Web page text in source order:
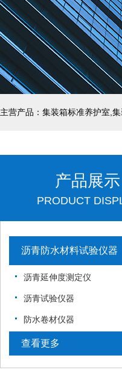
主营产品：集装箱标准养护室,
产品展示
PRODUCT
沥青防水材料试验仪器
沥青延伸度测定仪
沥青试验仪器
防水卷材仪器
查看更多